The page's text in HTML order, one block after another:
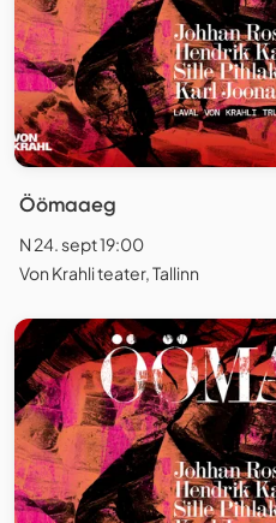
Öömaaeg
N 24. sept 19:00
Von Krahli teater, Tallinn